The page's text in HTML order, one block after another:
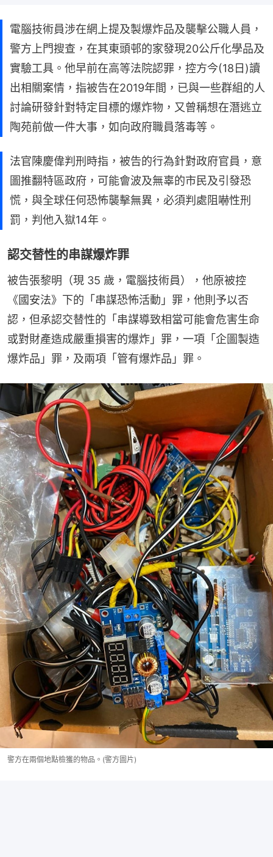
電腦技術員涉在網上提及製爆炸品及襲擊公職人員，
警方上門搜查，在其東頭邨的家發現20公斤化學品及
實驗工具。他早前在高等法院認罪，控方今(18日)讀
出相關案情，指被告在2019年間，已與一些群組的人
討論研發針對特定目標的爆炸物，又曾稱想在潛逃立
陶苑前做一件大事，如向政府職員落毒等。
法官陳慶偉判刑時指，被告的行為針對政府官員，意
圖推翻特區政府，可能會波及無辜的市民及引發恐
慌，與全球任何恐怖襲擊無異，必須判處阻嚇性刑
罰，判他入獄14年。
認交替性的串謀爆炸罪
被告張黎明（現 35 歲，電腦技術員），他原被控
《國安法》下的「串謀恐怖活動」罪，他則予以否
認，但承認交替性的「串謀導致相當可能會危害生命
或對財產造成嚴重損害的爆炸」罪，一項「企圖製造
爆炸品」罪，及兩項「管有爆炸品」罪。
警方在兩個地點檢獲的物品。(警方圖片)